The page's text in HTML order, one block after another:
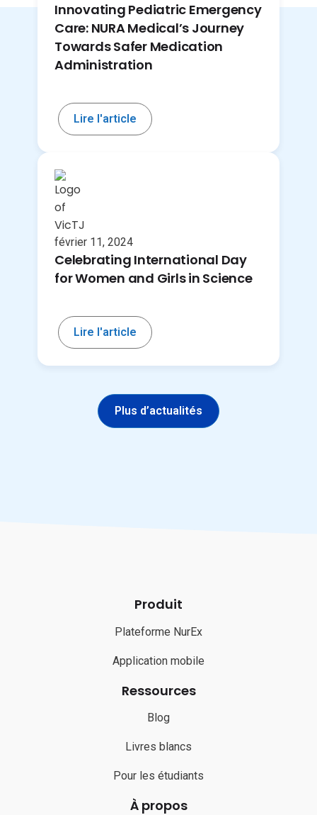
Innovating Pediatric Emergency
Care: NURA Medical’s Journey
Towards Safer Medication
Administration
Lire l'article
février 11, 2024
Celebrating International Day
for Women and Girls in Science
Lire l'article
Plus d’actualités
Produit
Plateforme NurEx
Application mobile
Ressources
Blog
Livres blancs
Pour les étudiants
À propos